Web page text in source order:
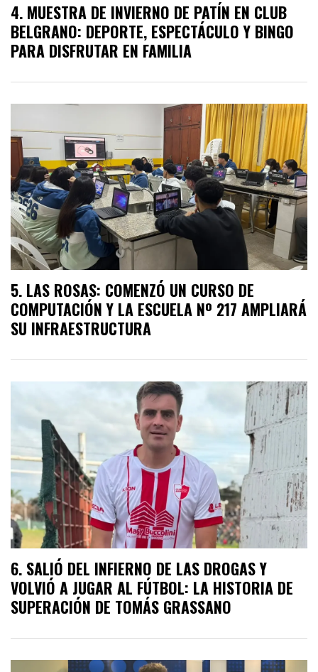
MUESTRA DE INVIERNO DE PATÍN EN CLUB
BELGRANO: DEPORTE, ESPECTÁCULO Y BINGO
PARA DISFRUTAR EN FAMILIA
LAS ROSAS: COMENZÓ UN CURSO DE
COMPUTACIÓN Y LA ESCUELA Nº 217 AMPLIARÁ
SU INFRAESTRUCTURA
SALIÓ DEL INFIERNO DE LAS DROGAS Y
VOLVIÓ A JUGAR AL FÚTBOL: LA HISTORIA DE
SUPERACIÓN DE TOMÁS GRASSANO